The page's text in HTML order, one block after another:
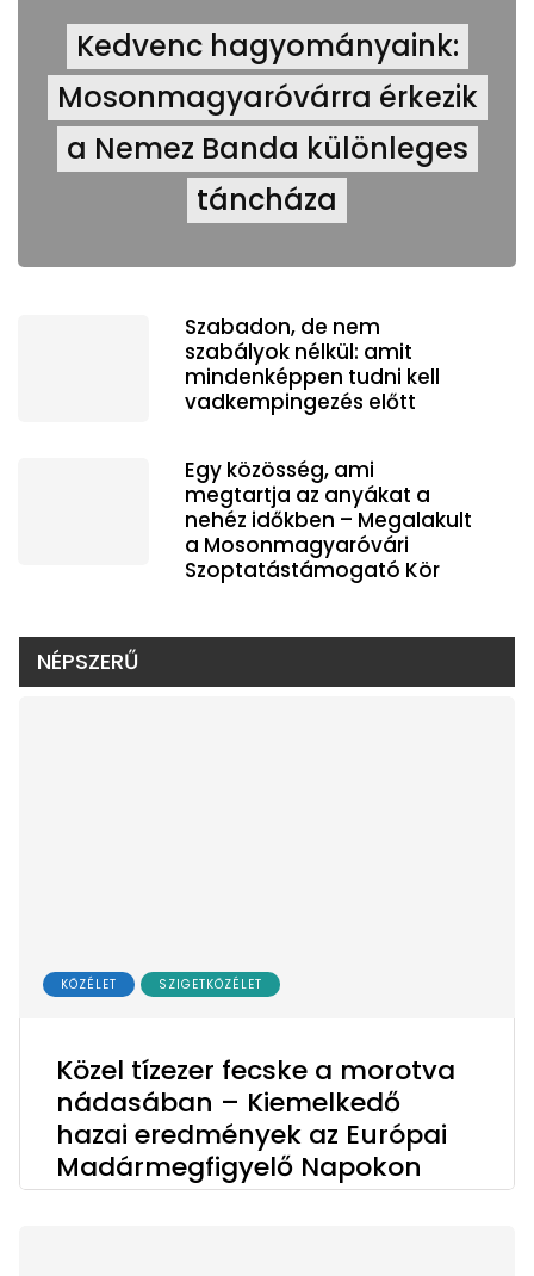
Kedvenc hagyományaink:
Mosonmagyaróvárra érkezik
a Nemez Banda különleges
táncháza
Szabadon, de nem
szabályok nélkül: amit
mindenképpen tudni kell
vadkempingezés előtt
Egy közösség, ami
megtartja az anyákat a
nehéz időkben – Megalakult
a Mosonmagyaróvári
Szoptatástámogató Kör
NÉPSZERŰ
KÖZÉLET SZIGETKÖZÉLET
Közel tízezer fecske a morotva
nádasában – Kiemelkedő
hazai eredmények az Európai
Madármegfigyelő Napokon